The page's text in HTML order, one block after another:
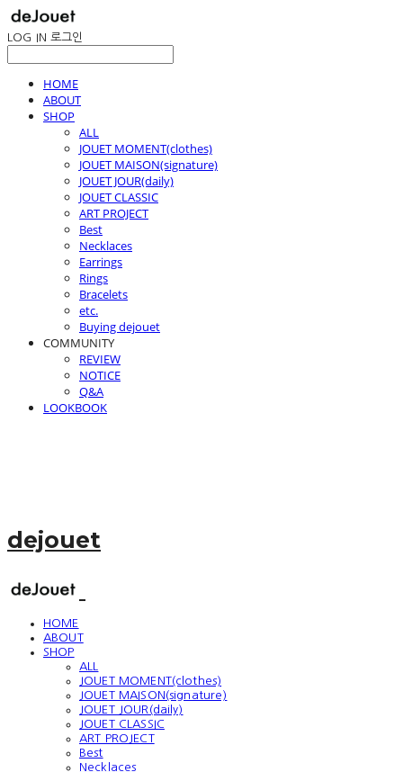
LOG IN 로그인
HOME
ABOUT
SHOP
ALL
JOUET MOMENT(clothes)
JOUET MAISON(signature)
JOUET JOUR(daily)
JOUET CLASSIC
ART PROJECT
Best
Necklaces
Earrings
Rings
Bracelets
etc.
Buying dejouet
COMMUNITY
REVIEW
NOTICE
Q&A
LOOKBOOK
dejouet
HOME
ABOUT
SHOP
ALL
JOUET MOMENT(clothes)
JOUET MAISON(signature)
JOUET JOUR(daily)
JOUET CLASSIC
ART PROJECT
Best
Necklaces